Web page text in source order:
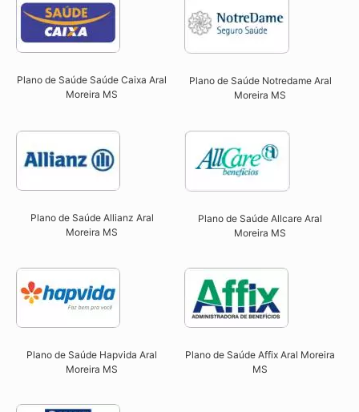
Plano de Saúde Saúde Caixa Aral
Moreira MS​
Plano de Saúde Notredame Aral
Moreira MS​
Plano de Saúde Allianz Aral
Moreira MS​
Plano de Saúde Allcare Aral
Moreira MS​
Plano de Saúde Hapvida Aral
Moreira MS​
Plano de Saúde Affix Aral Moreira
MS​